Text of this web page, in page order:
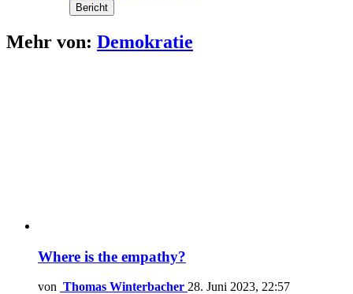
Bericht
Mehr von: Demokratie
Where is the empathy?
von Thomas Winterbacher 28. Juni 2023, 22:57